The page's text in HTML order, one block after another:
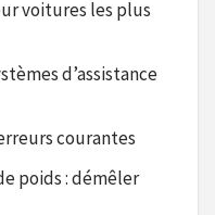
voitures les plus
d’assistance
courantes
poids : démêler